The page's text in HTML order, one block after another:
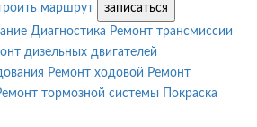
маршрут
записаться
Диагностика Ремонт трансмиссии
дизельных двигателей
Ремонт ходовой Ремонт
тормозной системы
Покраска